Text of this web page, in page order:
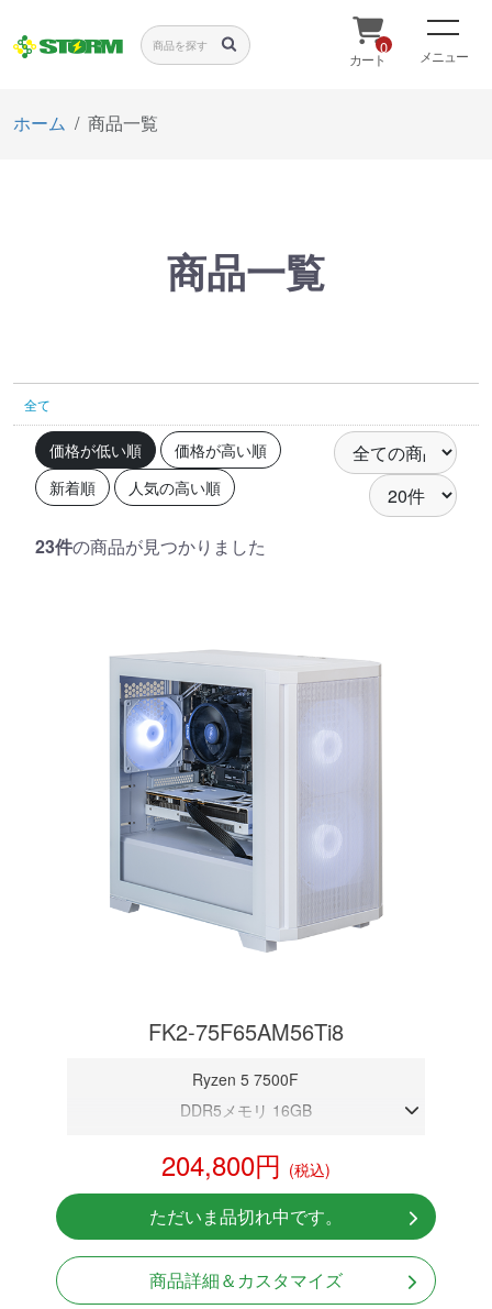
0
カート メニュー
ホーム 商品一覧
商品一覧
全て
価格が低い順
価格が高い順
新着順
人気の高い順
23件の商品が見つかりました
FK2-75F65AM56Ti8
Ryzen 5 7500F
DDR5メモリ 16GB
NVMeSSD 1TB
Windows11 Home 64bit
204,800円 (税込)
ただいま品切れ中です。
商品詳細＆カスタマイズ